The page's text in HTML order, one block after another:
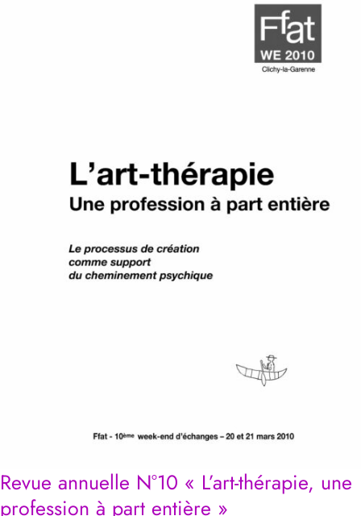
Revue annuelle N°10 « L’art-thérapie, une
profession à part entière »